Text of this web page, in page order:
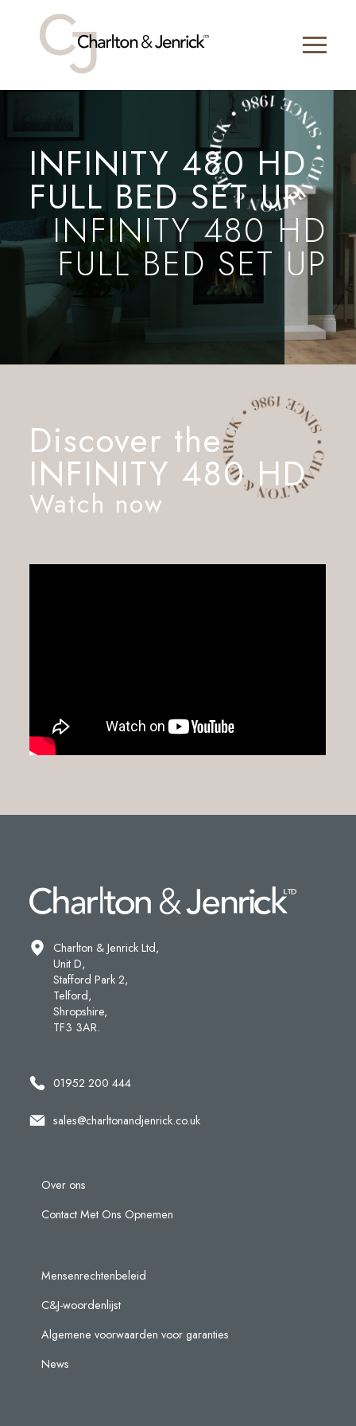
INFINITY 480 HD
FULL BED SET UP
INFINITY 480 HD
FULL BED SET UP
Discover the
INFINITY 480 HD
Watch now
Charlton & Jenrick Ltd,
Unit D,
Stafford Park 2,
Telford,
Shropshire,
TF3 3AR.
01952 200 444
sales@charltonandjenrick.co.uk
Over ons
Contact Met Ons Opnemen
Mensenrechtenbeleid
C&J-woordenlijst
Algemene voorwaarden voor garanties
News